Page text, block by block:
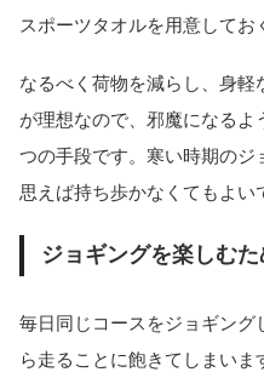
スポーツタオルを用意してお
なるべく荷物を減らし、身軽
が理想なので、邪魔になる
つの手段です。寒い時期のジ
思えば持ち歩かなくてもよい
ジョギングを楽しむ
毎日同じコースをジョギン
ら走ることに飽きてしまいま